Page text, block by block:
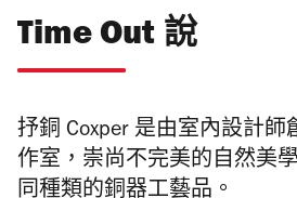
Time Out 說
抒銅 Coxper 是由室內設計師
作室，崇尚不完美的自然美
同種類的銅器工藝品。